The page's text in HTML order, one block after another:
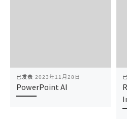
已发表 2023年11月28日
PowerPoint AI